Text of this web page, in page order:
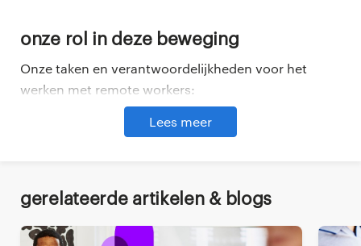
Onze rol in deze beweging
Onze taken en verantwoordelijkheden voor het
werken met remote workers:
Internationale contractering:
werken).
contractering van de remote worker en zorgen
Lees meer
Gerelateerde artikelen & blogs